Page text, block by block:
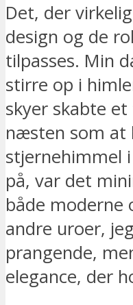
Det, der
design og de
tilpasses. Min
stirre op i
skyer skabte
næsten som at
stjernehimmel
på, var det
både moderne
andre uroer,
prangende,
elegance, der